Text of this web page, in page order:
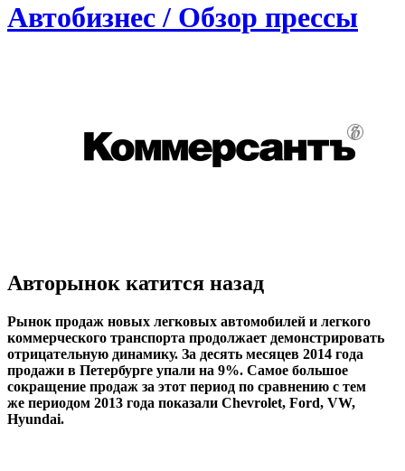
Автобизнес / Обзор прессы
Авторынок катится назад
Рынок продаж новых легковых автомобилей и легкого
коммерческого транспорта продолжает демонстрировать
отрицательную динамику. За десять месяцев 2014 года
продажи в Петербурге упали на 9%. Самое большое
сокращение продаж за этот период по сравнению с тем
же периодом 2013 года показали Chevrolet, Ford, VW,
Hyundai.